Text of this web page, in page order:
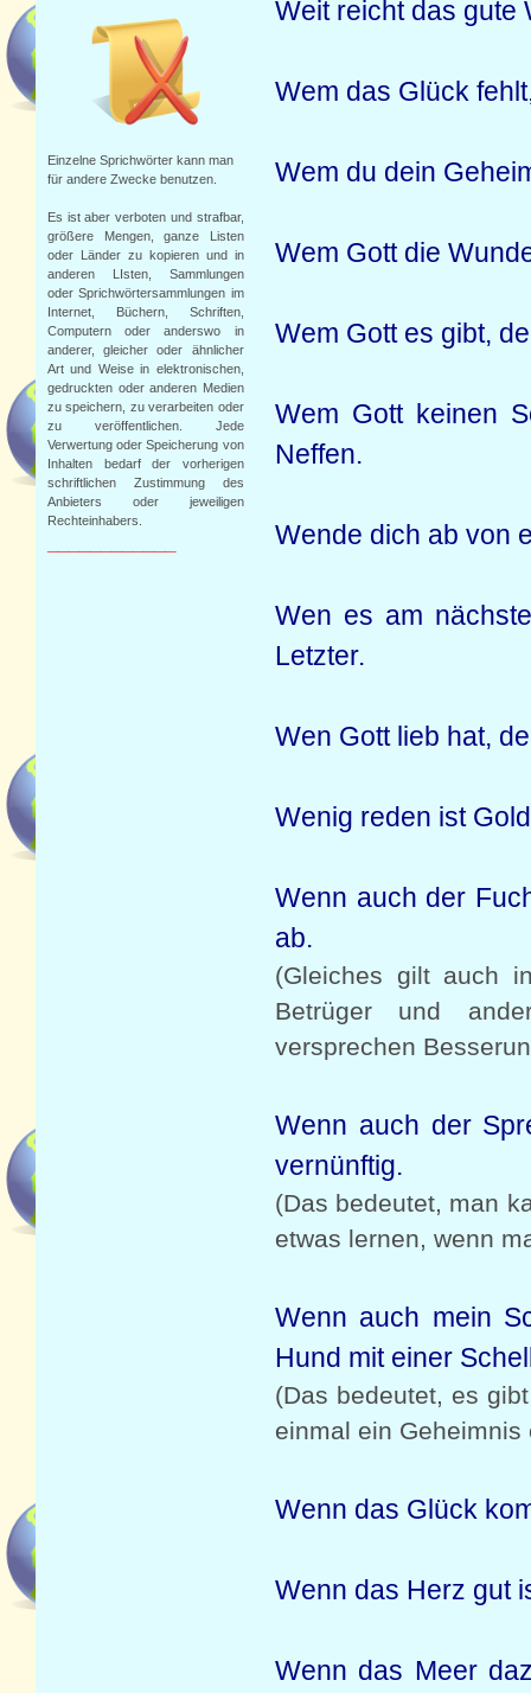
Einzelne Sprichwörter kann man
für andere Zwecke benutzen.
Es ist aber verboten und strafbar,
größere Mengen, ganze Listen
oder Länder zu kopieren und in
anderen LIsten, Sammlungen
oder Sprichwörtersammlungen im
Internet, Büchern, Schriften,
Computern oder anderswo in
anderer, gleicher oder ähnlicher
Art und Weise in elektronischen,
gedruckten oder anderen Medien
zu speichern, zu verarbeiten oder
zu veröffentlichen.
Jede
Verwertung oder Speicherung von
Inhalten bedarf der vorherigen
schriftlichen Zustimmung des
Anbieters oder jeweiligen
Rechteinhabers.
Weit reicht das gute
Wem das Glück
Wem du dein
Wem Gott die
Wem Gott es gibt,
Wem Gott keinen
Neffen.
Wende dich ab von
Wen es am
Letzter.
Wen Gott lieb hat,
Wenig reden ist
Wenn auch der
ab.
(Gleiches gilt auch
Betrüger und
versprechen
Wenn auch der
vernünftig.
(Das bedeutet, man
etwas lernen, wenn
Wenn auch mein
Hund mit einer
(Das bedeutet, es
einmal ein
Wenn das Glück
Wenn das Herz gut
Wenn das Meer